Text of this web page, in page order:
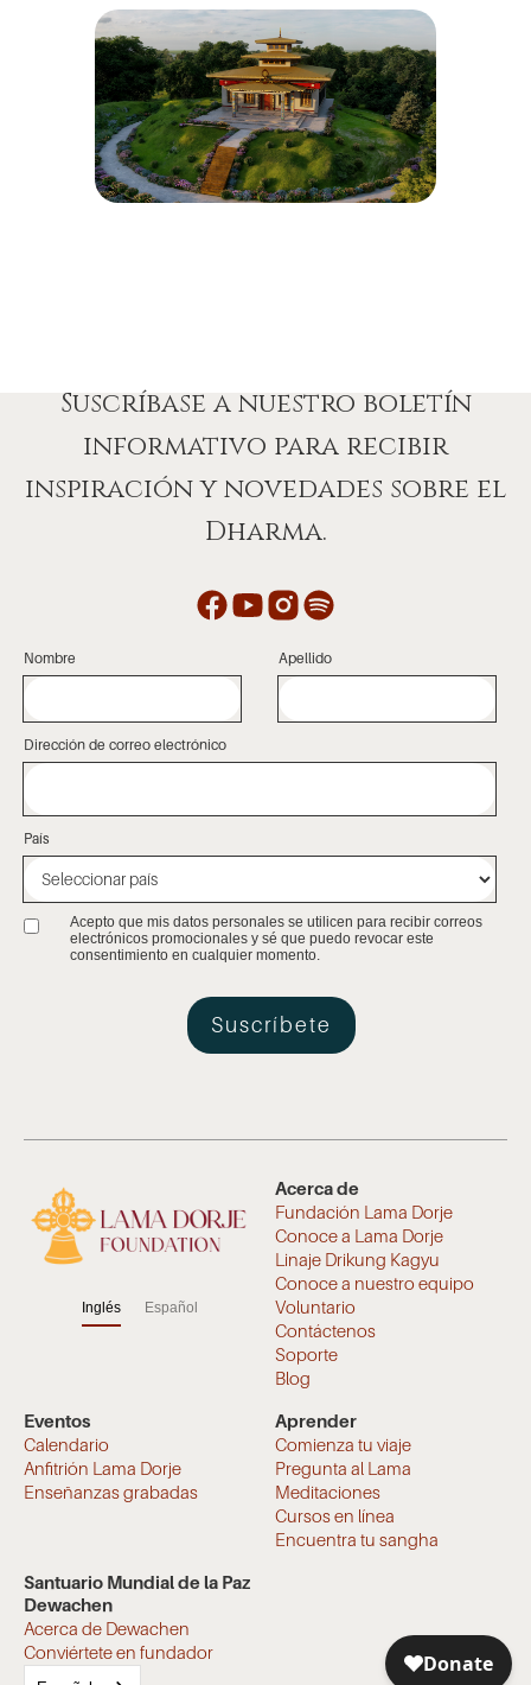
Suscríbase a nuestro boletín
informativo para recibir
inspiración y novedades sobre el
Dharma.
Nombre Apellido
Dirección de correo electrónico
País
Acepto que mis datos personales se utilicen para recibir correos
electrónicos promocionales y sé que puedo revocar este
consentimiento en cualquier momento.
Inglés Español
Acerca de
Fundación Lama Dorje
Conoce a Lama Dorje
Linaje Drikung Kagyu
Conoce a nuestro equipo
Voluntario
Contáctenos
Soporte
Blog
Eventos
Calendario
Anfitrión Lama Dorje
Enseñanzas grabadas
Aprender
Comienza tu viaje
Pregunta al Lama
Meditaciones
Cursos en línea
Encuentra tu sangha
Santuario Mundial de la Paz
Dewachen
Acerca de Dewachen
Conviértete en fundador